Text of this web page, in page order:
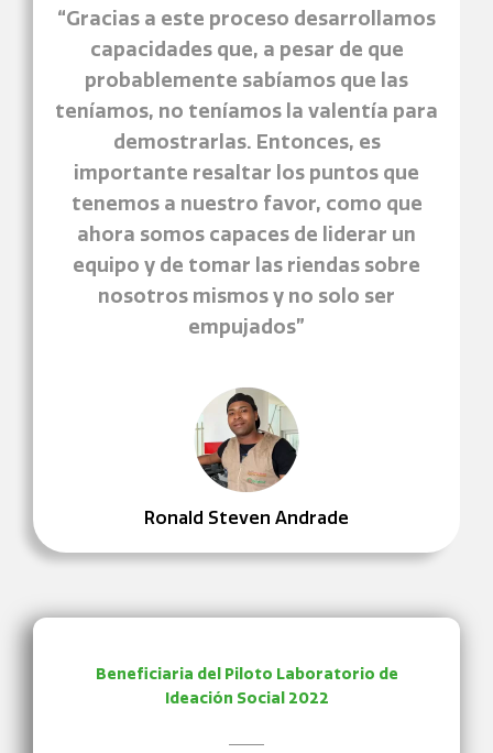
“Gracias a este proceso desarrollamos
capacidades que, a pesar de que
probablemente sabíamos que las
teníamos, no teníamos la valentía para
demostrarlas. Entonces, es
importante resaltar los puntos que
tenemos a nuestro favor, como que
ahora somos capaces de liderar un
equipo y de tomar las riendas sobre
nosotros mismos y no solo ser
empujados”
Ronald Steven Andrade
Beneficiaria del Piloto Laboratorio de
Ideación Social 2022